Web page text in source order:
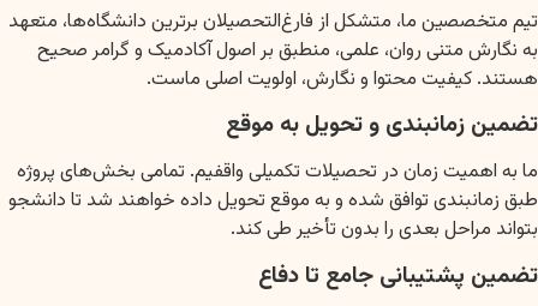
تیم متخصصین ما، متشکل از فارغ‌التحصیلان برترین دانشگاه‌ها، متعهد
به نگارش متنی روان، علمی، منطبق بر اصول آکادمیک و گرامر صحیح
هستند. کیفیت محتوا و نگارش، اولویت اصلی ماست.
تضمین زمانبندی و تحویل به موقع
ما به اهمیت زمان در تحصیلات تکمیلی واقفیم. تمامی بخش‌های پروژه
طبق زمانبندی توافق شده و به موقع تحویل داده خواهند شد تا دانشجو
بتواند مراحل بعدی را بدون تأخیر طی کند.
تضمین پشتیبانی جامع تا دفاع